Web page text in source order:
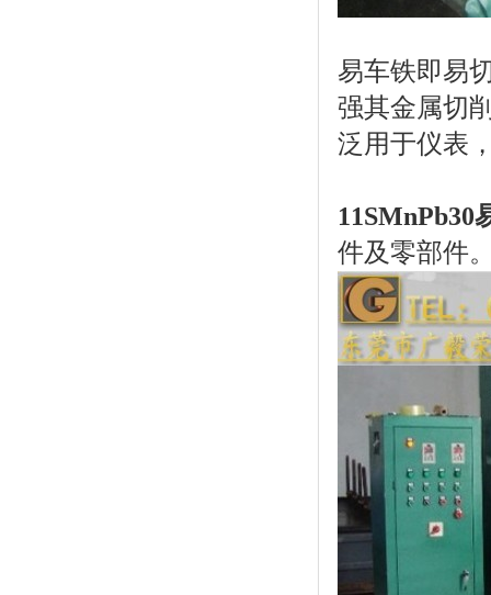
易车铁即易
强其金属切
泛用于仪表
11SMnPb30
件及零部件